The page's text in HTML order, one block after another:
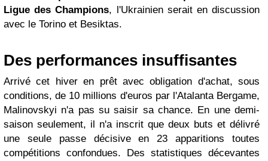
Ligue des Champions, l'Ukrainien serait en discussion
avec le Torino et Besiktas.
Des performances insuffisantes
Arrivé cet hiver en prêt avec obligation d'achat, sous
conditions, de 10 millions d'euros par l'Atalanta Bergame,
Malinovskyi n'a pas su saisir sa chance. En une demi-
saison seulement, il n'a inscrit que deux buts et délivré
une seule passe décisive en 23 apparitions toutes
compétitions confondues. Des statistiques décevantes